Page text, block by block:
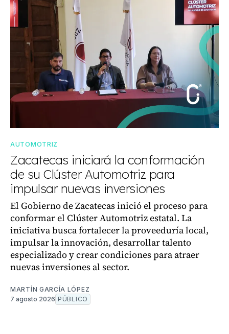
AUTOMOTRIZ
Zacatecas iniciará la conformación
de su Clúster Automotriz para
impulsar nuevas inversiones
El Gobierno de Zacatecas inició el proceso para
conformar el Clúster Automotriz estatal. La
iniciativa busca fortalecer la proveeduría local,
impulsar la innovación, desarrollar talento
especializado y crear condiciones para atraer
nuevas inversiones al sector.
MARTÍN GARCÍA LÓPEZ
7 agosto 2026 PÚBLICO